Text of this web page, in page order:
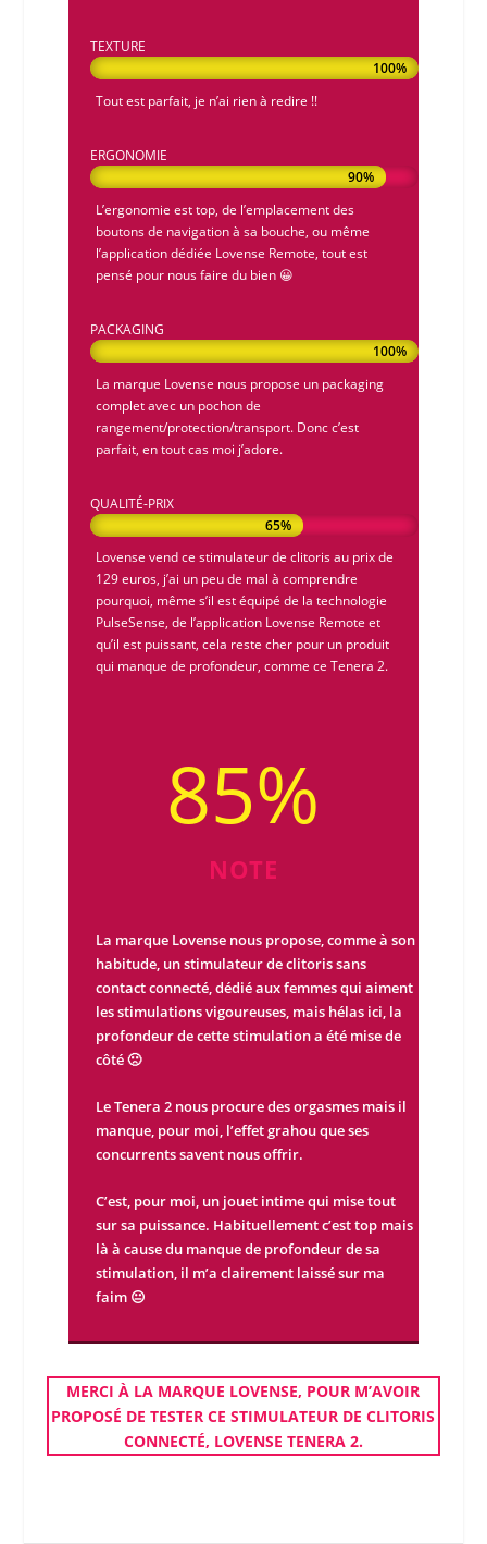
TEXTURE
100%
100%
Tout est parfait, je n’ai rien à redire !!
ERGONOMIE
90%
90%
L’ergonomie est top, de l’emplacement des
boutons de navigation à sa bouche, ou même
l’application dédiée Lovense Remote, tout est
pensé pour nous faire du bien 😀
PACKAGING
100%
100%
La marque Lovense nous propose un packaging
complet avec un pochon de
rangement/protection/transport. Donc c’est
parfait, en tout cas moi j’adore.
QUALITÉ-PRIX
65%
65%
Lovense vend ce stimulateur de clitorisau prix de
129 euros, j’ai un peu de mal à comprendre
pourquoi, même s’il est équipé de la technologie
PulseSense, de l’application Lovense Remote et
qu’il est puissant, cela reste cher pour un produit
qui manque de profondeur, comme ce Tenera 2.
85%
NOTE
La marque Lovense nous propose, comme à son
habitude, un stimulateur de clitoris sans
contact connecté, dédié aux femmes qui aiment
les stimulations vigoureuses, mais hélas ici, la
profondeur de cette stimulation a été mise de
côté 🙁
Le Tenera 2 nous procure des orgasmes mais il
manque, pour moi, l’effet grahou que ses
concurrents savent nous offrir.
C’est, pour moi, un jouet intime qui mise tout
sur sa puissance. Habituellement c’est top mais
là à cause du manque de profondeur de sa
stimulation, il m’a clairement laissé sur ma
faim 😐
MERCI À LA MARQUE LOVENSE, POUR M’AVOIR
PROPOSÉ DETESTER CESTIMULATEUR DE CLITORIS
CONNECTÉ, LOVENSE TENERA 2.